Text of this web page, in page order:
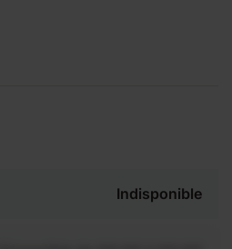
Indisponible